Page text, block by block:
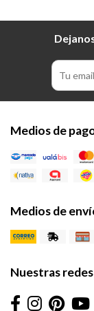
Medios de
Medios de
Nuestras